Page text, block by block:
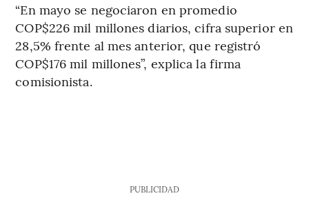
“En mayo se negociaron en promedio
COP$226 mil millones diarios, cifra superior en
28,5% frente al mes anterior, que registró
COP$176 mil millones”, explica la firma
comisionista.
PUBLICIDAD